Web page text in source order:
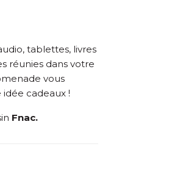
tablettes, livres
réunies dans votre
vous
cadeaux !
Fnac.